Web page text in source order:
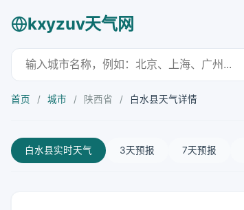
kxyzuv天气网
首页 / 城市 / 陕西省 / 白水县天气详情
白水县实时天气 3天预报 7天预报